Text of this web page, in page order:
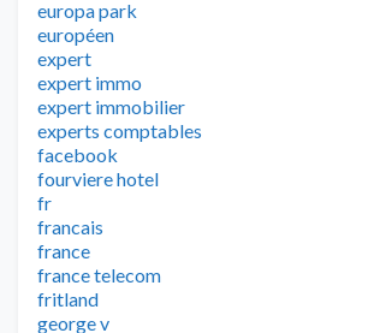
europa park
européen
expert
expert immo
expert immobilier
experts comptables
facebook
fourviere hotel
fr
francais
france
france telecom
fritland
george v